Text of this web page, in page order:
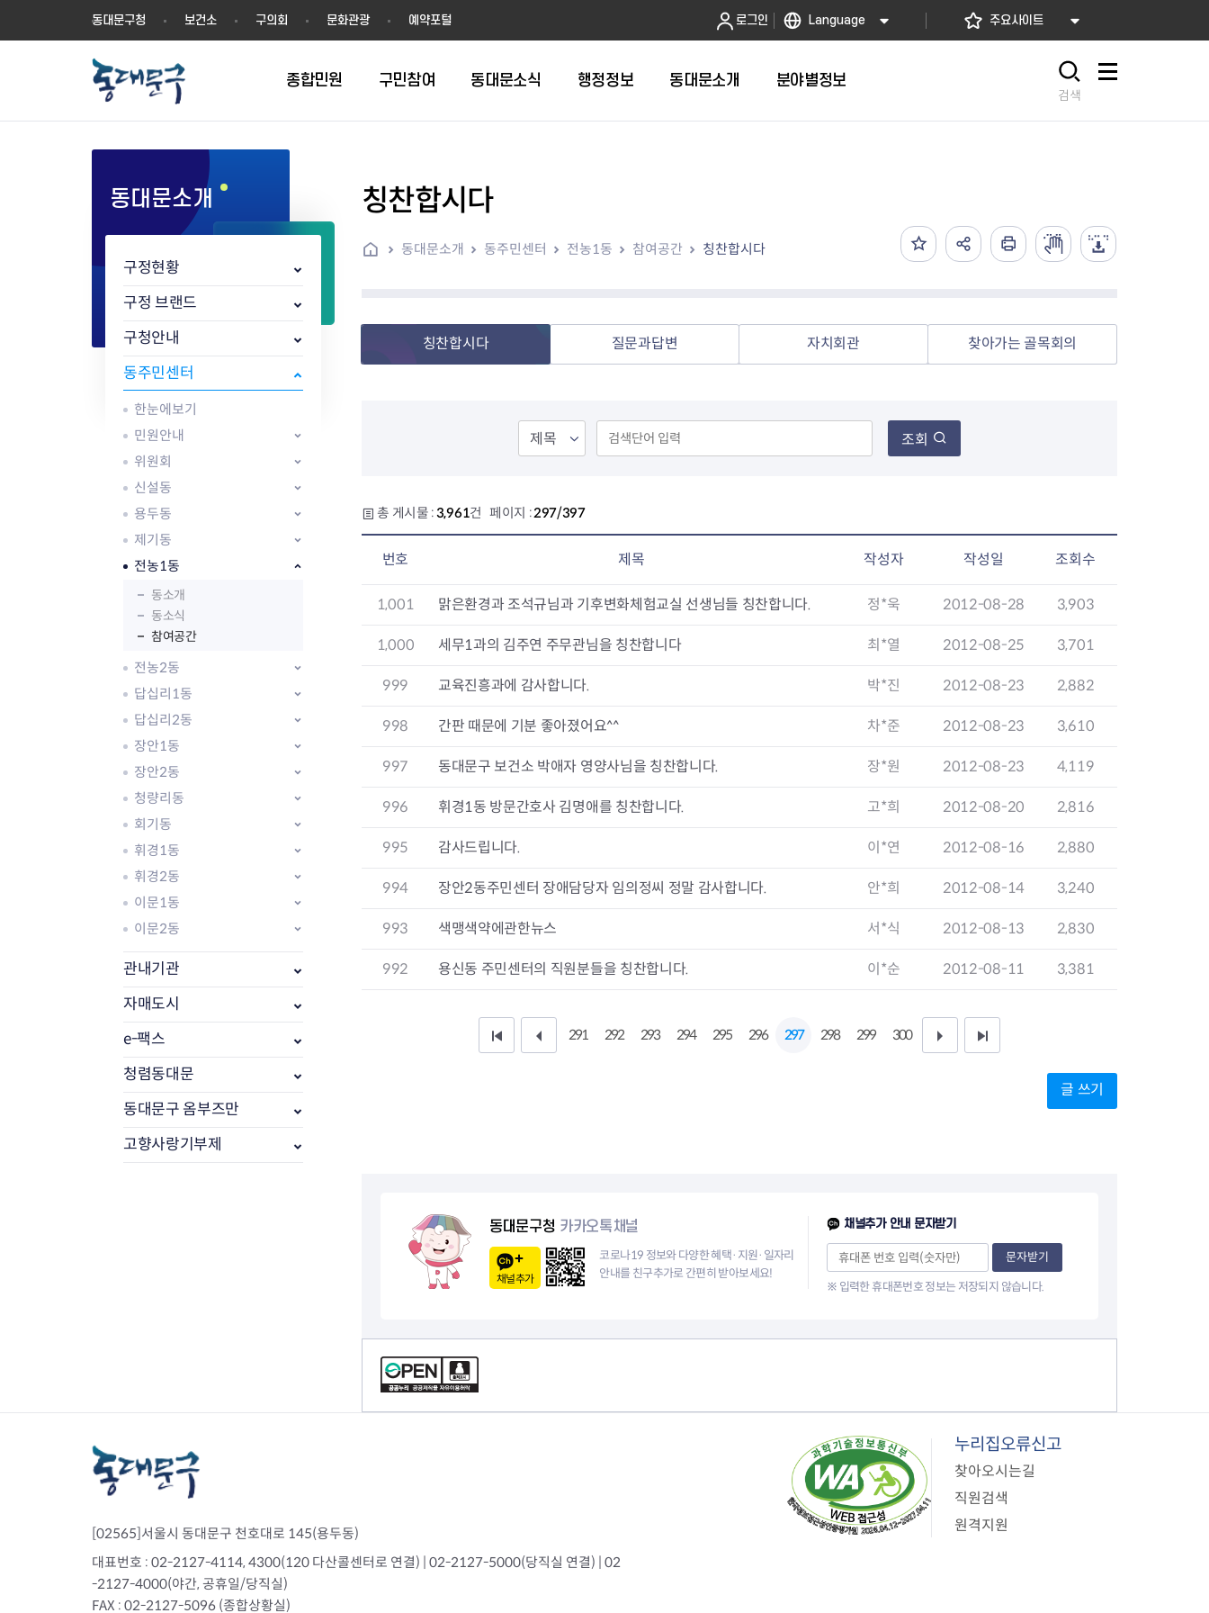
동대문구청 보건소 구의회 문화관광 예약포털 로그인 Language 주요사이트
종합민원
민원실안내
온라인번호표 발급(대기현황)
무인민원발급기
민원편의시책 및 제도
가족관계등록 제신고 후속절차
원스톱 통합안내
행정서비스헌장
어디서나민원
세무
건설관리
건축
대형폐기물신청
청년 행정체험단 신청
민원통합상담창구
구민참여
온라인접수
온라인접수내역
설문조사
공유공간 대관 시설 안내
나눔의 장터마당
추진현황
자주묻는질문
새소식
동대문소식
구정소식
보도자료
포토구정
고시공고
입법예고
문화행사
강좌교육
채용공고
유관기관소식
공모사업 알림방
동대문구소식지
실버 소식지
출산‧양육‧다자녀지원 안내
행정정보
주요업무계획(2024년~)
주요업무계획(~2023년)
비전 2026
동대문구청장직 인수위원회 백
월중주요행사
정책실명제
수상현황
월별행사달력
예산일반현황
주민참여예산제도
지방재정공시
예산낭비신고
행정정보 사전공표
결재문서 공개
업무추진비 공개
지출집행내역 공개
공유재산 정보
조직운영 핵심지표
공공데이터개방
계약현황
행정규제개혁
행정처분
법률상담
AI 사업 등록 관리제
동대문구 AI 사업 현황
동대문소개
역사
상징물
기본현황
행정구역
꽃의 도시
Walking City
상징말(BI)
도시브랜드
청사안내
위원회
제기동
전농2동
휘경2동
공공기관
국내도시
국외도시
직거래장터쇼핑몰
이용안내
공직자부조리신고
하도급부조리신고
공익신고
부패행위신고
행동강령위반신고
복지·보조금 부정신고
구민고객의 권리
청렴자료방
업무추진비 공개
구민감사관활동
옴부즈만 소개
고충민원 신청방법 및 처리
조사결과 공표
고향사랑기부제
답례물품
분야별정보
교육소식
교육프로그램
정보화교육
여성복지관
평생학습관
교육지원센터
구민 아카데미 신청
민방위
원어민 화상영어
동국 천문대
교육경비보조금 지원
일자리소식
일자리센터
직업소개사업
DDM 청년창업센터
관련링크
청년정책 문자알림서비스
바우처사업
노인
장애인
DDM 청소년아지트
안전문화운동
우리 동네 안전지도
안전 체험·교육
재난유형별 주요정책사업
재난약자 행동요령
지리교통소식
도로명주소 안내
상세주소 부여제도
지리정보
자전거
주차장
우회전알리미
문화체육소식
행사 및 프로그램
문화체육시설
공원녹지현황
단체안내
동대문문화재단
청소환경소식
쓰레기배출및수거
종량제봉투 및 납부필증
대형폐기물신청
재활용센터
정화조청소
환경오염현황
환경개선부담금
환경제도
석면건축물 DB
공중화장실 찾기
지역경제소식
기업 관련 사이트
동대문구 착한가격업소
숨어있는 착한가격업소 추천
장바구니 물가정보
사회적경제 기업
도시정비소식
공동주택현황
정비사업구역현황
재건축
재개발
재정비촉진
지구단위계획
석면해체·제거일정
청량리 중심지 육성
도시디자인
장안동283-1일대 개발사업
역세권 활성화사업
립
서울도시공간포털
지역주택조합사업
부동산소식
조상땅찾기
부동산중개업소현황
부동산중개업 알림판
부동산중개보수(중개수수료)
바뀐지번찾기
검색
사이트맵
동대문소개
구정현황
구정 브랜드
구청안내
동주민센터
한눈에보기
민원안내
위원회
신설동
용두동
제기동
전농1동
동소개
동소식
참여공간
전농2동
답십리1동
답십리2동
장안1동
장안2동
청량리동
회기동
휘경1동
휘경2동
이문1동
이문2동
관내기관
자매도시
e-팩스
청렴동대문
동대문구 옴부즈만
고향사랑기부제
칭찬합시다
홈 동대문소개 동주민센터 전농1동 참여공간 칭찬합시다
칭찬합시다 질문과답변 자치회관 찾아가는 골목회의
조회
총 게시물 :3,961건 페이지 :297/397
번호 제목 작성자 작성일 조회수
1,001 맑은환경과 조석규님과 기후변화체험교실 선생님들 칭찬합니다. 정*욱 2012-08-28 3,903
1,000 세무1과의 김주연 주무관님을 칭찬합니다 최*열 2012-08-25 3,701
999 교육진흥과에 감사합니다. 박*진 2012-08-23 2,882
998 간판 때문에 기분 좋아졌어요^^ 차*준 2012-08-23 3,610
997 동대문구 보건소 박애자 영양사님을 칭찬합니다. 장*원 2012-08-23 4,119
996 휘경1동 방문간호사 김명애를 칭찬합니다. 고*희 2012-08-20 2,816
995 감사드립니다. 이*연 2012-08-16 2,880
994 장안2동주민센터 장애담당자 임의정씨 정말 감사합니다. 안*희 2012-08-14 3,240
993 색맹색약에관한뉴스 서*식 2012-08-13 2,830
992 용신동 주민센터의 직원분들을 칭찬합니다. 이*순 2012-08-11 3,381
처
이
지
291 292 293 294 295 296 297 298 299 300
이
지
끝
글 쓰기
동대문구청 카카오톡채널
채널추가
코로나19 정보와 다양한 혜택·지원·일자리
안내를 친구추가로 간편히 받아보세요!
채널추가 안내 문자받기
문자받기
※ 입력한 휴대폰번호 정보는 저장되지 않습니다.
[02565]서울시 동대문구 천호대로 145(용두동)
대표번호 : 02-2127-4114, 4300(120 다산콜센터로 연결) | 02-2127-5000(당직실 연결) | 02
-2127-4000(야간, 공휴일/당직실)
FAX : 02-2127-5096 (종합상황실)
누리집오류신고
찾아오시는길
직원검색
원격지원